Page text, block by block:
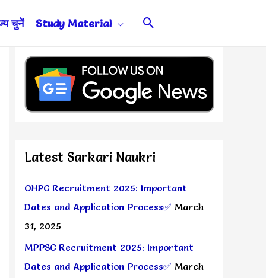
चुनें Study Material Search
Latest Sarkari Naukri
OHPC Recruitment 2025: Important
Dates and Application Process✅ March
31, 2025
MPPSC Recruitment 2025: Important
Dates and Application Process✅ March